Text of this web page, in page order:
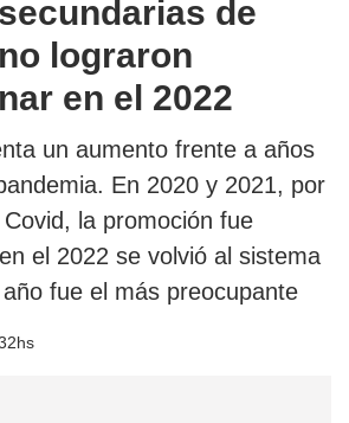
de
lograron
en el 2022
un aumento frente a años
En 2020 y 2021, por
la promoción fue
el 2022 se volvió al sistema
fue el más preocupante